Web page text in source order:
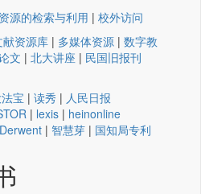
源的检索与利用 | 校外访问
献资源库 | 多媒体资源 | 数字教
文 | 北大讲座 | 民国旧报刊
宝 | 读秀 | 人民日报
| lexis | heinonline
Derwent | 智慧芽 | 国知局专利